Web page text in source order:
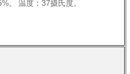
。 温度：37摄氏度。